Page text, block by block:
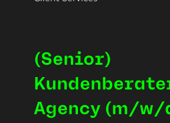
anzuzeigen.
Stellenbezeichnung
(Senior)
Agency (m/w/
Drücken
Sie
die
Leertaste,
um
die